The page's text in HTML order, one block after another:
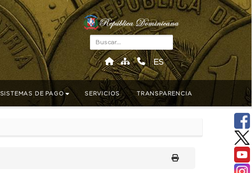
ES
SISTEMAS DE PAGO SERVICIOS TRANSPARENCIA